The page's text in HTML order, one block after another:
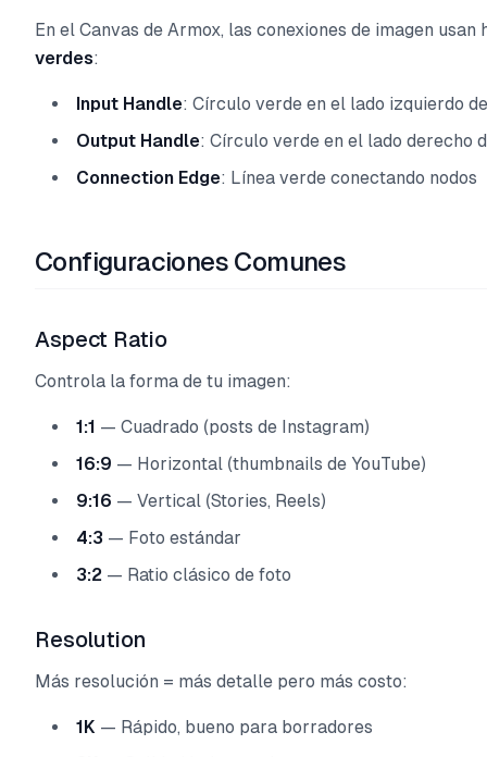
En el Canvas de Armox, las conexiones de imagen usan
verdes:
Input Handle: Círculo verde en el lado izquierdo
Output Handle: Círculo verde en el lado derecho
Connection Edge: Línea verde conectando nodos
Configuraciones Comunes
Aspect Ratio
Controla la forma de tu imagen:
1:1 — Cuadrado (posts de Instagram)
16:9 — Horizontal (thumbnails de YouTube)
9:16 — Vertical (Stories, Reels)
4:3 — Foto estándar
3:2 — Ratio clásico de foto
Resolution
Más resolución = más detalle pero más costo:
1K — Rápido, bueno para borradores